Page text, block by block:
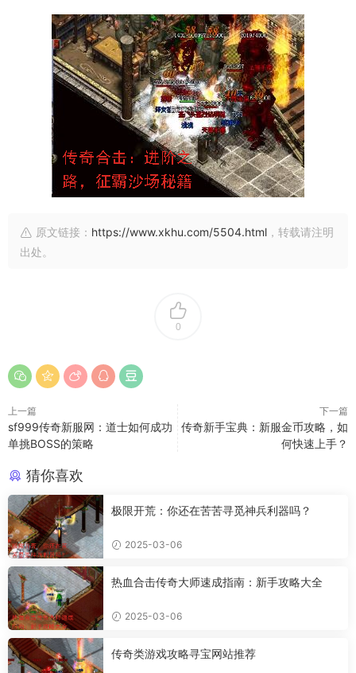
原文链接： https://www.xkhu.com/5504.html ，转载请注明
出处。
0
上一篇
sf999传奇新服网：道士如何成功
单挑BOSS的策略
下一篇
传奇新手宝典：新服金币攻略，如
何快速上手？
猜你喜欢
极限开荒：你还在苦苦寻觅神兵利器吗？
2025-03-06
热血合击传奇大师速成指南：新手攻略大全
2025-03-06
传奇类游戏攻略寻宝网站推荐